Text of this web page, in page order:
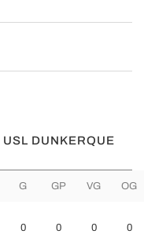
DUNKERQUE
G GP VG OG
0 0 0 0